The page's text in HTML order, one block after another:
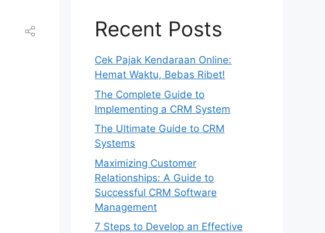
Recent Posts
Cek Pajak Kendaraan Online:
Hemat Waktu, Bebas Ribet!
The Complete Guide to
Implementing a CRM System
The Ultimate Guide to CRM
Systems
Maximizing Customer
Relationships: A Guide to
Successful CRM Software
Management
7 Steps to Develop an Effective